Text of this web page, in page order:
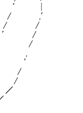
/
/
/
,
′
/
/